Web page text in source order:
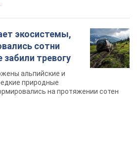
экосистемы,
сотни
забили тревогу
альпийские и
природные
на протяжении сотен